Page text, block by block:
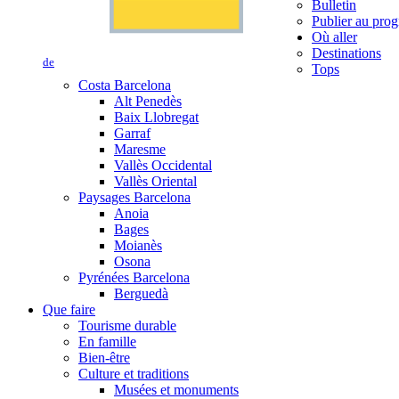
de
Bulletin
Publier au
Où aller
Destinations
Tops
Costa Barcelona
Alt Penedès
Baix Llobregat
Garraf
Maresme
Vallès Occidental
Vallès Oriental
Paysages Barcelona
Anoia
Bages
Moianès
Osona
Pyrénées Barcelona
Berguedà
Que faire
Tourisme durable
En famille
Bien-être
Culture et traditions
Musées et monuments